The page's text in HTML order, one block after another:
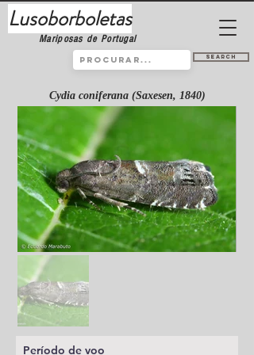
Lusoborboletas
Mariposas de Portugal
Search
Cydia coniferana (Saxesen, 1840)
Período de voo